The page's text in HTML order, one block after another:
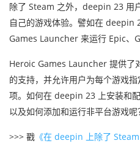
除了 Steam 之外，deepin 23 用
自己的游戏体验。 譬如在 deepin
Games Launcher 来运行 Epic、
Heroic Games Launcher 提供了
的支持，并允许用户为每个游戏
项。如何在 deepin 23 上安装和
以及如何添加和运行非平台游戏呢
>>> 戳 《在 deepin 上除了